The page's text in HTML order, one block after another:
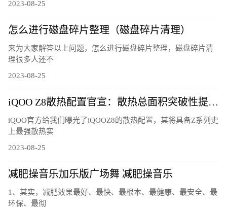
2023-08-25
怎么进行磁盘碎片整理（磁盘碎片清理）
来为大家解答以上问题，怎么进行磁盘碎片整理，磁盘碎片清
理很多人还不
2023-08-25
iQOO Z8散热配置官宣：散热总面积突破性提升25%
iQOO官方给我们曝光了iQOOZ8的散热配置，其将具备Z系列史
上最强散热实
2023-08-25
减肥操音乐加乐版广场舞 减肥操音乐
1、其实，减肥效果最好、最快、最根本、最健康、最安全、最
环保、最彻